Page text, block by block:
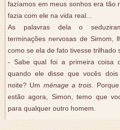
fazíamos em meus sonhos era tão
fazia com ele na vida real...
As palavras dela o
terminações nervosas de Simom,
como se ela de fato tivesse trilhado
- Sabe qual foi a primeira coisa
quando ele disse que vocês
noite? Um ménage a trois.
estão agora, Simon, temo que
para qualquer outro homem.